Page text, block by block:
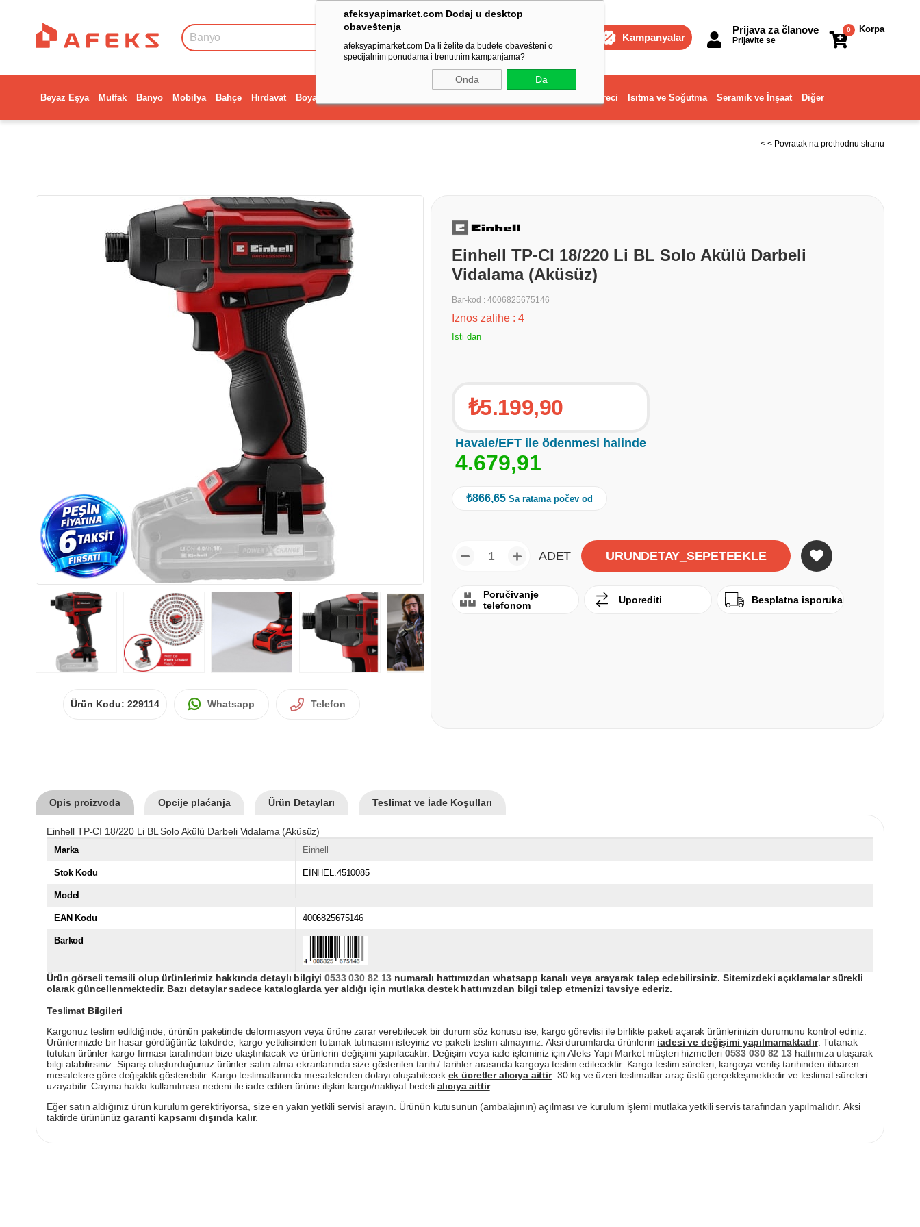
afeksyapimarket.com Dodaj u desktop
obaveštenja
afeksyapimarket.com Da li želite da budete obavešteni o
specijalnim ponudama i trenutnim kampanjama?
Onda Da
Kampanyalar
Korpa
0
Prijava za članove
Prijavite se
Beyaz Eşya Mutfak Banyo Mobilya Bahçe Hırdavat Boya Dekorasyon ve Ev Gereci Isıtma ve Soğutma Seramik ve İnşaat Diğer
< < Povratak na prethodnu stranu
Ürün Kodu: 229114 Whatsapp Telefon
Einhell TP-CI 18/220 Li BL Solo Akülü Darbeli
Vidalama (Aküsüz)
Bar-kod : 4006825675146
Iznos zalihe : 4
Isti dan
₺5.199,90
Havale/EFT ile ödenmesi halinde
4.679,91
₺866,65 Sa ratama počev od
ADET
Poručivanje
telefonom
Uporediti Besplatna isporuka
Opis proizvoda Opcije plaćanja Ürün Detayları Teslimat ve İade Koşulları
Einhell TP-CI 18/220 Li BL Solo Akülü Darbeli Vidalama (Aküsüz)
Marka Einhell
Stok Kodu EİNHEL.4510085
Model
EAN Kodu 4006825675146
Barkod
Ürün görseli temsili olup ürünlerimiz hakkında detaylı bilgiyi0533 030 82 13 numaralı hattımızdan whatsapp kanalı veya arayarak talep edebilirsiniz. Sitemizdeki açıklamalar sürekli
olarak güncellenmektedir. Bazı detaylar sadece kataloglarda yer aldığı için mutlaka destek hattımızdan bilgi talep etmenizi tavsiye ederiz.
Teslimat Bilgileri
Kargonuz teslim edildiğinde, ürünün paketinde deformasyon veya ürüne zarar verebilecek bir durum söz konusu ise, kargo görevlisi ile birlikte paketi açarak ürünlerinizin durumunu kontrol ediniz.
Ürünlerinizde bir hasar gördüğünüz takdirde, kargo yetkilisinden tutanak tutmasını isteyiniz ve paketi teslim almayınız. Aksi durumlarda ürünlerin iadesi ve değişimi yapılmamaktadır. Tutanak
tutulan ürünler kargo firması tarafından bize ulaştırılacak ve ürünlerin değişimi yapılacaktır. Değişim veya iade işleminiz için Afeks Yapı Market müşteri hizmetleri 0533 030 82 13hattımıza ulaşarak
bilgi alabilirsiniz. Sipariş oluşturduğunuz ürünler satın alma ekranlarında size gösterilen tarih / tarihler arasında kargoya teslim edilecektir. Kargo teslim süreleri, kargoya veriliş tarihinden itibaren
mesafelere göre değişiklik gösterebilir. Kargo teslimatlarında mesafelerden dolayı oluşabilecek ek ücretler alıcıya aittir. 30 kg ve üzeri teslimatlar araç üstü gerçekleşmektedir ve teslimat süreleri
uzayabilir. Cayma hakkı kullanılması nedeni ile iade edilen ürüne ilişkin kargo/nakliyat bedeli alıcıya aittir.
Eğer satın aldığınız ürün kurulum gerektiriyorsa, size en yakın yetkili servisi arayın. Ürünün kutusunun (ambalajının) açılması ve kurulum işlemi mutlaka yetkili servis tarafından yapılmalıdır. Aksi
taktirde ürününüzgaranti kapsamı dışında kalır.